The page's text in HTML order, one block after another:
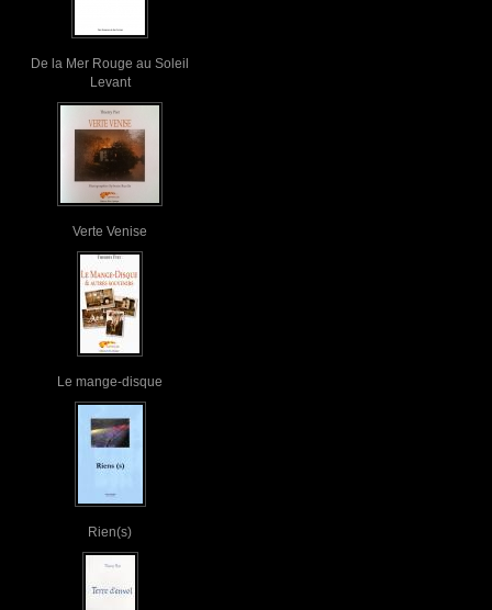
De la Mer Rouge au Soleil
Levant
Verte Venise
Le mange-disque
Rien(s)